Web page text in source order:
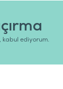
kabul ediyorum.